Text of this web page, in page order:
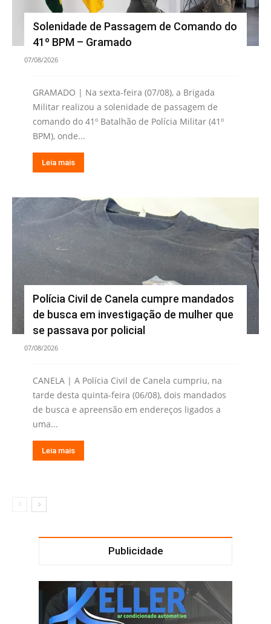
Solenidade de Passagem de Comando do
41º BPM – Gramado
07/08/2026
GRAMADO | Na sexta-feira (07/08), a Brigada
Militar realizou a solenidade de passagem de
comando do 41º Batalhão de Polícia Militar (41º
BPM), onde...
Leia mais
Polícia Civil de Canela cumpre mandados
de busca em investigação de mulher que
se passava por policial
07/08/2026
CANELA | A Polícia Civil de Canela cumpriu, na
tarde desta quinta-feira (06/08), dois mandados
de busca e apreensão em endereços ligados a
uma...
Leia mais
Publicidade